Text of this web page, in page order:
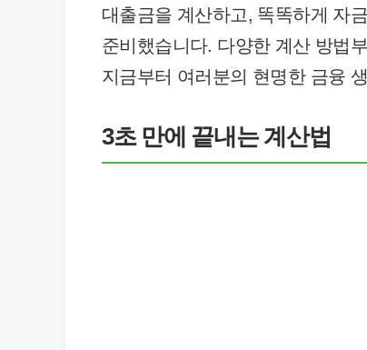
대출금을 계산하고, 똑똑하게 자
준비했습니다. 다양한 계산 방법
지금부터 여러분의 현명한 금융
3초 만에 끝내는 계산법